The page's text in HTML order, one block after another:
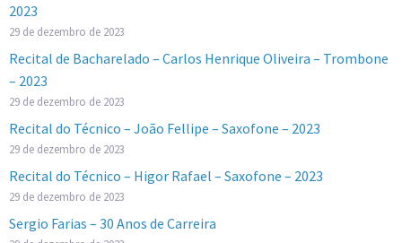
2023
29 de dezembro de 2023
Recital de Bacharelado – Carlos Henrique Oliveira – Trombone
– 2023
29 de dezembro de 2023
Recital do Técnico – João Fellipe – Saxofone – 2023
29 de dezembro de 2023
Recital do Técnico – Higor Rafael – Saxofone – 2023
29 de dezembro de 2023
Sergio Farias – 30 Anos de Carreira